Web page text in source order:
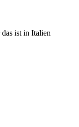
ist in Italien